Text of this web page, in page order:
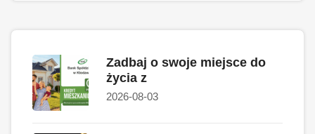
Zadbaj o swoje miejsce do
życia z
2026-08-03